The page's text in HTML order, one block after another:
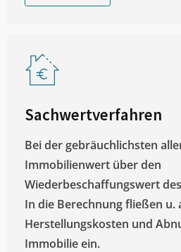
Sachwertverfahren
Bei der gebräuchlichsten
Immobilienwert über den
Wiederbeschaffungswert
In die Berechnung fließen
Herstellungskosten und
Immobilie ein.